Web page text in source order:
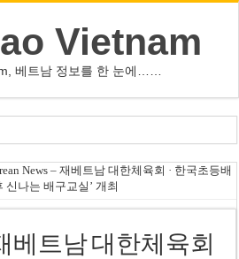
Vietnam
베트남 정보를 한 눈에……
카서 공동방위조약 체결
시 연기…사이버공격 위험 우려
권 대만 3-1 제압 2연승
News – 재베트남 대한체육회 · 한국초등배
신나는 배구교실’ 개최
재베트남 대한체육회